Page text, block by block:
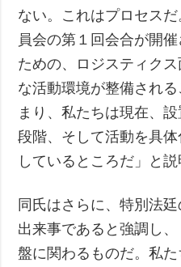
ない。これはプロセス
員会の第１回会合が開
ための、ロジスティク
な活動環境が整備され
まり、私たちは現在、
段階、そして活動を具
しているところだ」と説
同氏はさらに、特別法
出来事であると強調し
盤に関わるものだ。私